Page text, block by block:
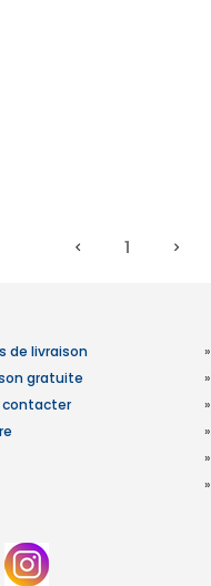
1
de livraison
gratuite
contacter
»
»
»
»
»
»